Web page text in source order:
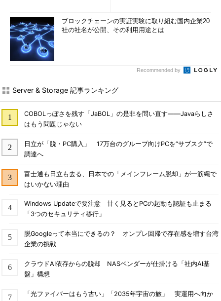
ブロックチェーンの実証実験に取り組む国内企業20
社の社名が公開、その利用用途とは
Recommended by
Server & Storage 記事ランキング
COBOLっぽさを残す「JaBOL」の是非を問い直す――Javaらしさ
はもう問題じゃない
日立が「脱・PC購入」 17万台のグループ向けPCを“サブスク”で
調達へ
富士通も日立も去る、日本での「メインフレーム脱却」が一筋縄で
はいかない理由
Windows Updateで要注意 甘く見るとPCの起動も認証も止まる
「3つのセキュリティ移行」
脱Googleって本当にできるの？ オンプレ回帰で存在感を増す台湾
企業の挑戦
クラウドAI依存からの脱却 NASベンダーが仕掛ける「社内AI基
盤」構想
「光ファイバーはもう古い」「2035年宇宙の旅」 実運用へ向か